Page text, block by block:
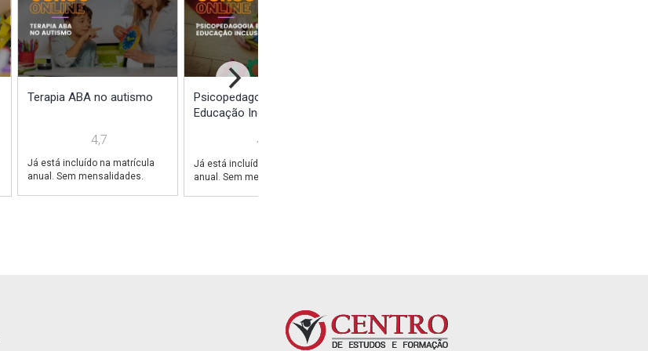
Terapia ABA no autismo
4,7
Já está incluído na matrícula
anual. Sem mensalidades.
Psicopedagogia e
Educação Inclusiva
4,7
Já está incluído na matrícula
anual. Sem mensalidades.